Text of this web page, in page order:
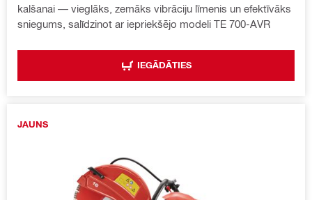
kalšanai — vieglāks, zemāks vibrāciju līmenis un efektīvāks
sniegums, salīdzinot ar iepriekšējo modeli TE 700-AVR
IEGĀDĀTIES
JAUNS